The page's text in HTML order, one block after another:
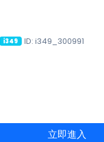
i349 ID: i349_300991
立即進入